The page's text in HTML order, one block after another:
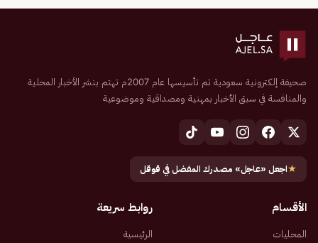
صحيفة إلكترونية سعودية تم تأسيسها عام 2007م تهتم بنشر الأخبار المحلية
والمنافسة في سبق الأخبار بمهنية ومصداقية وموضوعية
★اجعل «عاجل» مصدرك المفضل في قوقل
الأقسام
المحليات
روابط سريعة
الرئيسية